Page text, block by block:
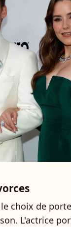
choix de
L'actrice